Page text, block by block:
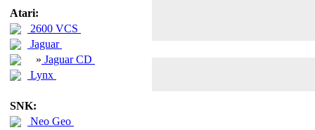
Atari:
2600 VCS
Jaguar
» Jaguar CD
Lynx
SNK:
Neo Geo